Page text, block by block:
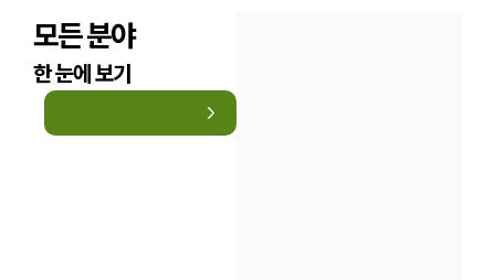
모든 분야
한 눈에 보기